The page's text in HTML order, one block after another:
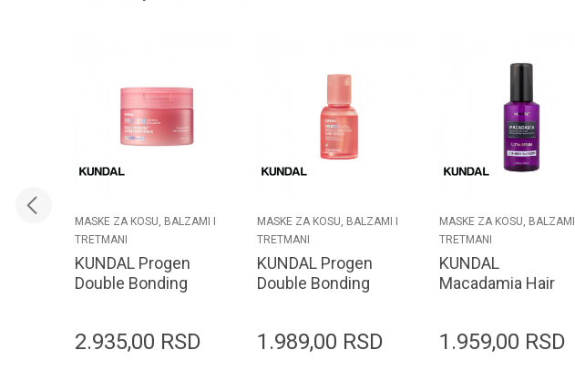
MASKE ZA KOSU, BALZAMI I
TRETMANI
KUNDAL Progen
Double Bonding
Muguet
2.935,00 RSD
MASKE ZA KOSU, BALZAMI I
TRETMANI
KUNDAL Progen
Double Bonding
1.989,00 RSD
MASKE ZA KOSU, BALZAMI I
TRETMANI
KUNDAL
Macadamia Hair
1.959,00 RSD